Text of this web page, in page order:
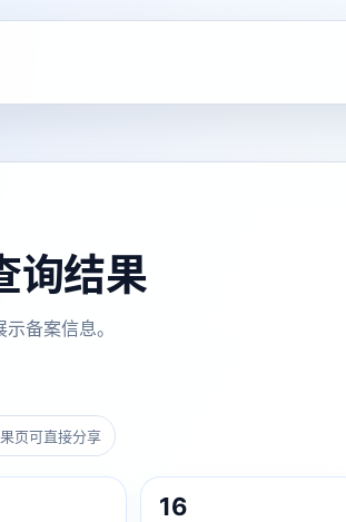
询结果
备案信息。
页可直接分享
16